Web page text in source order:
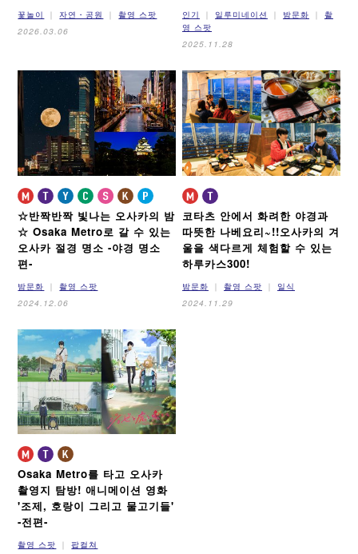
꽃놀이 자연・공원
촬영 스팟
2026.03.06
인기 일루미네이션 밤문화
촬
영 스팟
2025.11.28
☆반짝반짝 빛나는 오사카의 밤
☆Osaka Metro로 갈 수 있는
오사카 절경 명소-야경 명소
편-
밤문화
촬영 스팟
2024.12.06
코타츠 안에서 화려한 야경과
따뜻한 나베요리~!!오사카의 겨
울을 색다르게 체험할 수 있는
하루카스300!
밤문화 촬영 스팟
일식
2024.11.29
Osaka Metro를 타고 오사카
촬영지 탐방! 애니메이션 영화
'조제, 호랑이 그리고 물고기들'
-전편-
촬영 스팟
팝컬쳐